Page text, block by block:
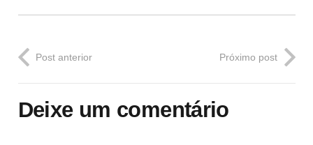
Post anterior Próximo post
Deixe um comentário